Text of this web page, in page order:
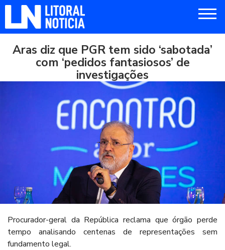
Aras diz que PGR tem sido ‘sabotada’
com ‘pedidos fantasiosos’ de
investigações
Procurador-geral da República reclama que órgão perde
tempo analisando centenas de representações sem
fundamento legal.